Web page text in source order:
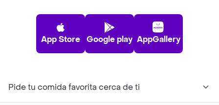
App Store Google play AppGallery
Pide tu comida favorita cerca de ti